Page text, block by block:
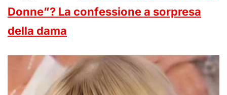
Donne”? La confessione a sorpresa
della dama